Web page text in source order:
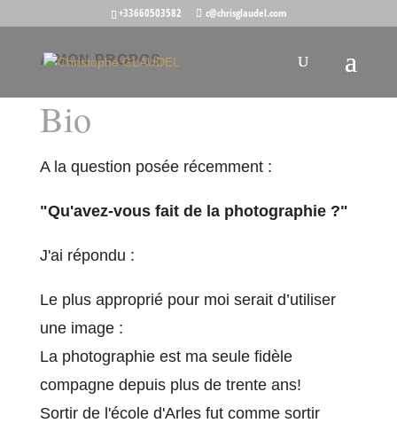
+33660503582 c@chrisglaudel.com
A MON PROPOS
Bio
A la question posée récemment :
"Qu'avez-vous fait de la photographie ?"
J'ai répondu :
Le plus approprié pour moi serait d’utiliser
une image :
La photographie est ma seule fidèle
compagne depuis plus de trente ans!
Sortir de l'école d'Arles fut comme sortir